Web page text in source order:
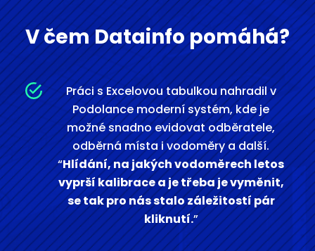
V čem Datainfo pomáhá?
Práci s Excelovou tabulkou nahradil v
Podolance moderní systém, kde je
možné snadno evidovat odběratele,
odběrná místa i vodoměry a další.
“Hlídání, na jakých vodoměrech letos
vyprší kalibrace a je třeba je vyměnit,
se tak pro nás stalo záležitostí pár
kliknutí.”